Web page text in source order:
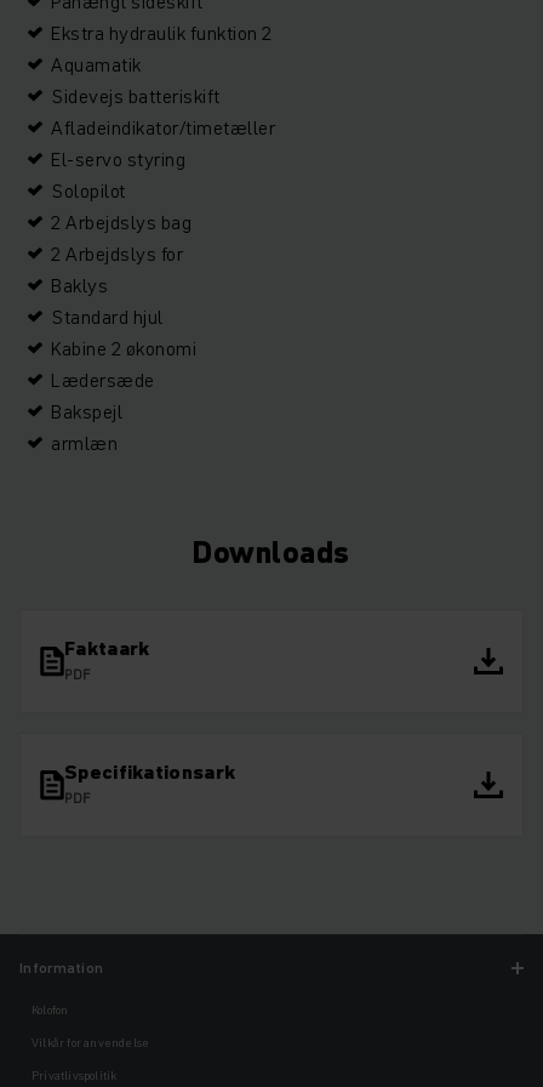
Ekstra hydraulik funktion 2
Aquamatik
Sidevejs batteriskift
Afladeindikator/timetæller
El-servo styring
Solopilot
2 Arbejdslys bag
2 Arbejdslys for
Baklys
Standard hjul
Kabine 2 økonomi
Lædersæde
Bakspejl
armlæn
Downloads
Faktaark
PDF
Specifikationsark
PDF
Information
Kolofon
Vilkår for anvendelse
Privatlivspolitik